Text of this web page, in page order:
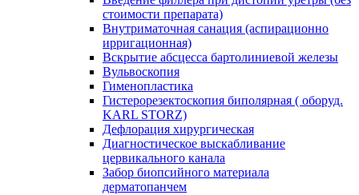
стоимости препарата)
Внутриматочная санация (аспирационно
ирригационная)
Вскрытие абсцесса бартолиниевой железы
Вульвоскопия
Гименопластика
Гистерорезектоскопия биполярная ( оборуд.
KARL STORZ)
Дефлорация хирургическая
Диагностическое выскабливание
цервикального канала
Забор биопсийного материала
дерматопанчем